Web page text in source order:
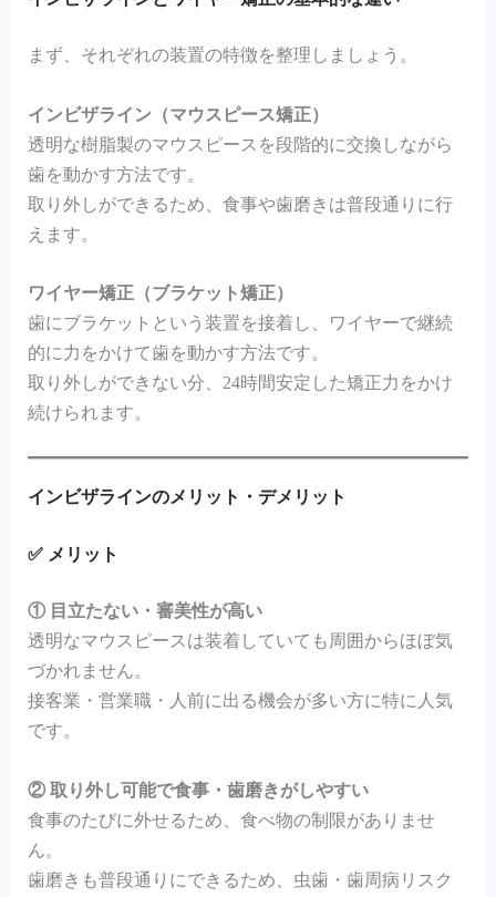
まず、それぞれの装置の特徴を整理しましょう。
インビザライン（マウスピース矯正）
透明な樹脂製のマウスピースを段階的に交換しながら
歯を動かす方法です。
取り外しができるため、食事や歯磨きは普段通りに行
えます。
ワイヤー矯正（ブラケット矯正）
歯にブラケットという装置を接着し、ワイヤーで継続
的に力をかけて歯を動かす方法です。
取り外しができない分、24時間安定した矯正力をかけ
続けられます。
インビザラインのメリット・デメリット
✅ メリット
① 目立たない・審美性が高い
透明なマウスピースは装着していても周囲からほぼ気
づかれません。
接客業・営業職・人前に出る機会が多い方に特に人気
です。
② 取り外し可能で食事・歯磨きがしやすい
食事のたびに外せるため、食べ物の制限がありませ
ん。
歯磨きも普段通りにできるため、虫歯・歯周病リスク